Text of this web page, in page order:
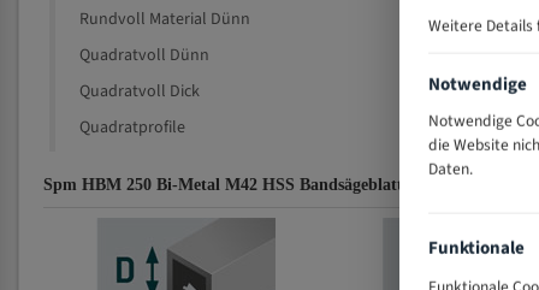
Rundvoll Material Dünn
Quadratvoll Dünn
Quadratvoll Dick
Quadratprofile
Spm HBM 250 Bi-Metal M42 HSS Bandsägeblatt Zahnempfehlungs-
Weitere Details
Notwendige
Notwendige
die Website
Daten.
Funktionale